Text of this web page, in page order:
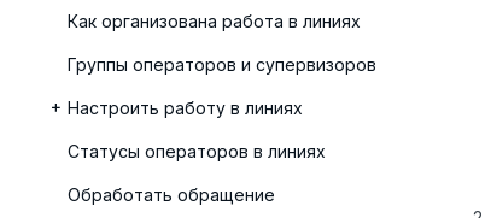
Как организована работа в линиях
Группы операторов и супервизоров
Настроить работу в линиях
Статусы операторов в линиях
Обработать обращение